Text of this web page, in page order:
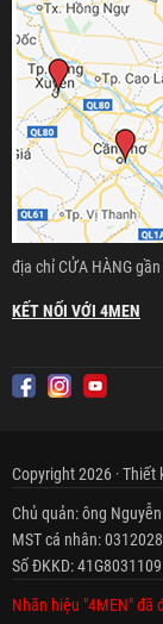
địa chỉ CỬA HÀNG
KẾT NỐI VỚI 4MEN
Copyright 2026 ·
Chủ quản: ông
MST cá nhân:
Số ĐKKD:
Nhãn hiệu "4MEN" đã